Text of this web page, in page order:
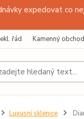
expedovat co
řád Kamenný obchod
Luxusní sklenice